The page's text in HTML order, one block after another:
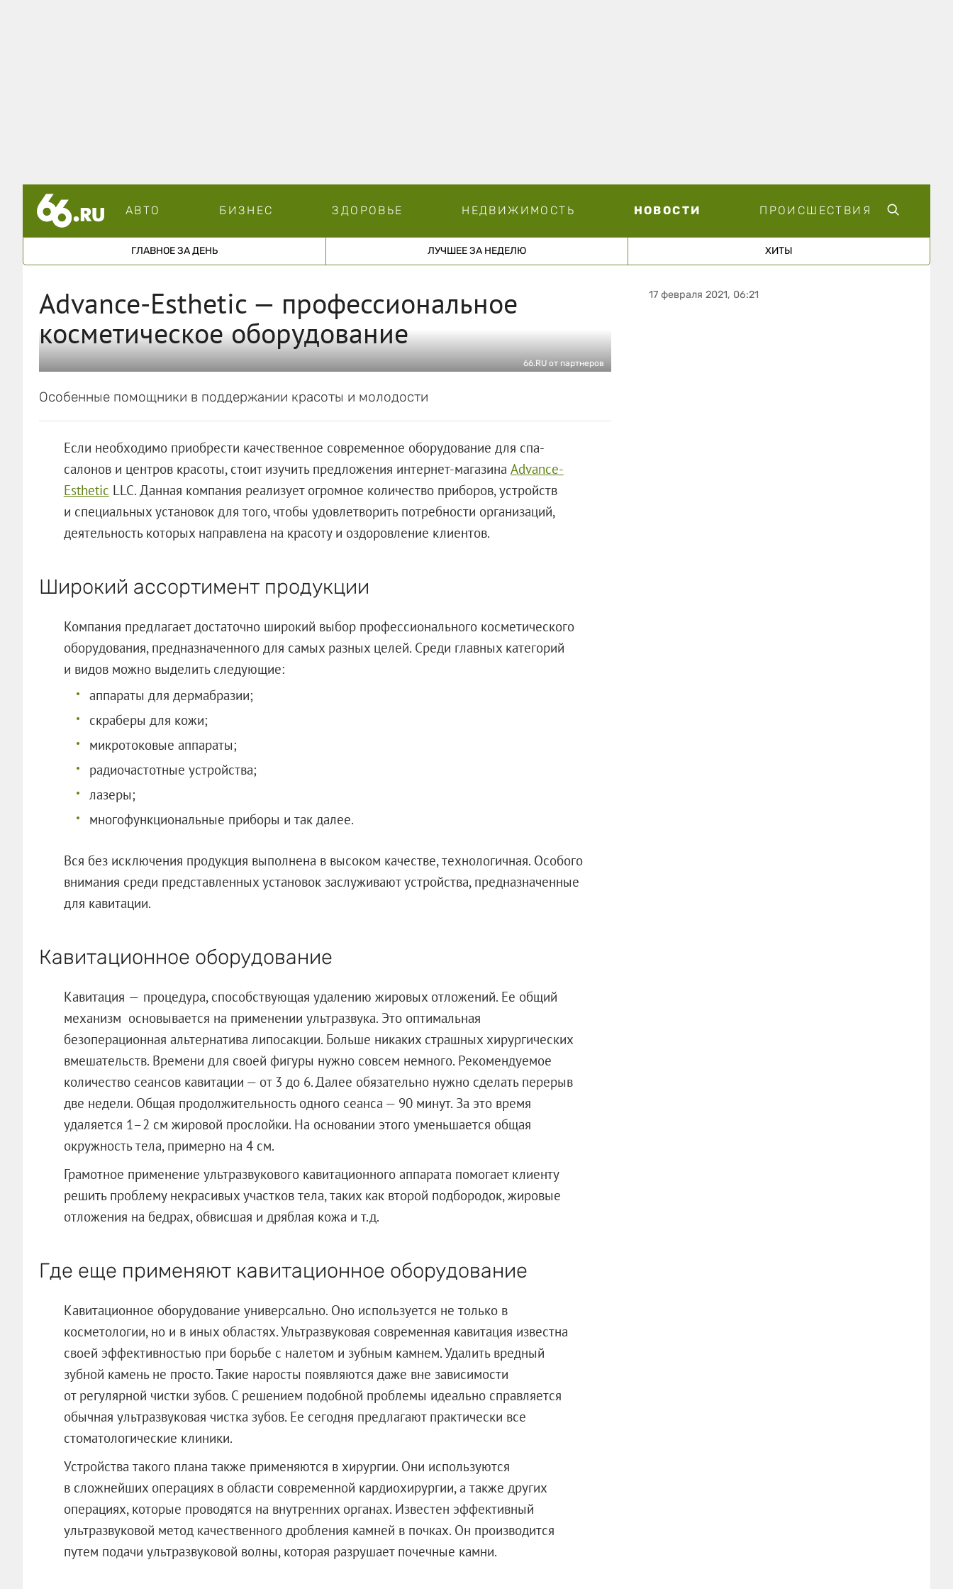
АВТО БИЗНЕС ЗДОРОВЬЕ НЕДВИЖИМОСТЬ НОВОСТИ ПРОИСШЕСТВИЯ
ГЛАВНОЕ ЗА ДЕНЬ ЛУЧШЕЕ ЗА НЕДЕЛЮ ХИТЫ
Advance-Esthetic — профессиональное
косметическое оборудование
66.RU от партнеров
Особенные помощники в поддержании красоты и молодости
Если необходимо приобрести качественное современное оборудование для спа-
салонов и центров красоты, стоит изучить предложения интернет-магазина Advance-
Esthetic LLC. Данная компания реализует огромное количество приборов, устройств
и специальных установок для того, чтобы удовлетворить потребности организаций,
деятельность которых направлена на красоту и оздоровление клиентов.
Широкий ассортимент продукции
Компания предлагает достаточно широкий выбор профессионального косметического
оборудования, предназначенного для самых разных целей. Среди главных категорий
и видов можно выделить следующие:
аппараты для дермабразии;
скраберы для кожи;
микротоковые аппараты;
радиочастотные устройства;
лазеры;
многофункциональные приборы и так далее.
Вся без исключения продукция выполнена в высоком качестве, технологичная. Особого
внимания среди представленных установок заслуживают устройства, предназначенные
для кавитации.
Кавитационное оборудование
Кавитация — процедура, способствующая удалению жировых отложений. Ее общий
механизм основывается на применении ультразвука. Это оптимальная
безоперационная альтернатива липосакции. Больше никаких страшных хирургических
вмешательств. Времени для своей фигуры нужно совсем немного. Рекомендуемое
количество сеансов кавитации — от 3 до 6. Далее обязательно нужно сделать перерыв
две недели. Общая продолжительность одного сеанса — 90 минут. За это время
удаляется 1–2 см жировой прослойки. На основании этого уменьшается общая
окружность тела, примерно на 4 см.
Грамотное применение ультразвукового кавитационного аппарата помогает клиенту
решить проблему некрасивых участков тела, таких как второй подбородок, жировые
отложения на бедрах, обвисшая и дряблая кожа и т.д.
Где еще применяют кавитационное оборудование
Кавитационное оборудование универсально. Оно используется не только в
косметологии, но и в иных областях. Ультразвуковая современная кавитация известна
своей эффективностью при борьбе с налетом и зубным камнем. Удалить вредный
зубной камень не просто. Такие наросты появляются даже вне зависимости
от регулярной чистки зубов. С решением подобной проблемы идеально справляется
обычная ультразвуковая чистка зубов. Ее сегодня предлагают практически все
стоматологические клиники.
Устройства такого плана также применяются в хирургии. Они используются
в сложнейших операциях в области современной кардиохирургии, а также других
операциях, которые проводятся на внутренних органах. Известен эффективный
ультразвуковой метод качественного дробления камней в почках. Он производится
путем подачи ультразвуковой волны, которая разрушает почечные камни.
17 февраля 2021, 06:21